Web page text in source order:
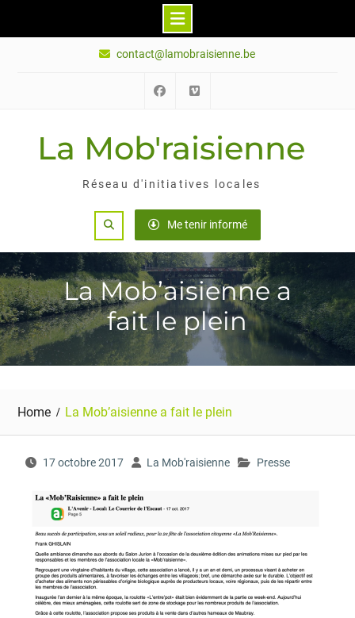
contact@lamobraisienne.be
La Mob'raisienne
Réseau d'initiatives locales
Search Me tenir informé
La Mob’aisienne a
fait le plein
Home La Mob’aisienne a fait le plein
17 octobre 2017 La Mob'raisienne Presse